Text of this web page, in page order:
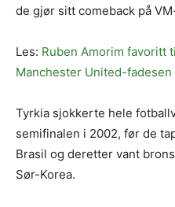
de gjør sitt comeback på
Les: Ruben Amorim favoritt
Manchester United-fadesen
Tyrkia sjokkerte hele
semifinalen i 2002, før de
Brasil og deretter vant
Sør-Korea.